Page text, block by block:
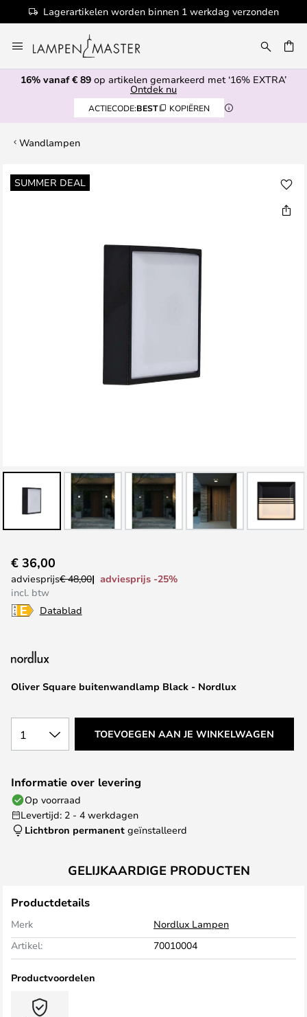
Lagerartikelen worden binnen 1 werkdag verzonden
naar
de
inhoud
16% vanaf € 89 op artikelen gemarkeerd met ‘16% EXTRA’
Ontdek nu
ACTIECODE:BEST KOPIËREN
Wandlampen
SUMMER DEAL
Ga
naar
naar
het
begin
van
afbeeldingen-
Oliver Square buitenwandlamp Black - Nordlux
€ 36,00
adviesprijs€ 48,00
adviesprijs -25%
incl. btw
Datablad
1 TOEVOEGEN AAN JE WINKELWAGEN
Informatie over levering
Op voorraad
Levertijd: 2 - 4 werkdagen
Lichtbron permanent geïnstalleerd
GELIJKAARDIGE PRODUCTEN
Productdetails
Merk
Nordlux Lampen
Artikel:
70010004
Productvoordelen